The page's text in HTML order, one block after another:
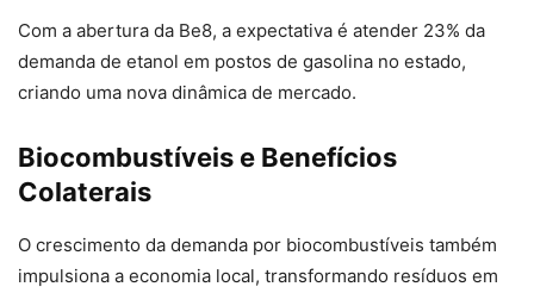
Com a abertura da Be8, a expectativa é atender 23% da
demanda de etanol em postos de gasolina no estado,
criando uma nova dinâmica de mercado.
Biocombustíveis e Benefícios
Colaterais
O crescimento da demanda por biocombustíveis também
impulsiona a economia local, transformando resíduos em